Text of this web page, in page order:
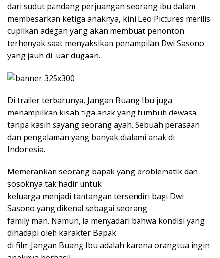
dari sudut pandang perjuangan seorang ibu dalam
membesarkan ketiga anaknya, kini Leo Pictures merilis
cuplikan adegan yang akan membuat penonton
terhenyak saat menyaksikan penampilan Dwi Sasono
yang jauh di luar dugaan.
Di trailer terbarunya, Jangan Buang Ibu juga
menampilkan kisah tiga anak yang tumbuh dewasa
tanpa kasih sayang seorang ayah. Sebuah perasaan
dan pengalaman yang banyak dialami anak di
Indonesia.
Memerankan seorang bapak yang problematik dan
sosoknya tak hadir untuk
keluarga menjadi tantangan tersendiri bagi Dwi
Sasono yang dikenal sebagai seorang
family man. Namun, ia menyadari bahwa kondisi yang
dihadapi oleh karakter Bapak
di film Jangan Buang Ibu adalah karena orangtua ingin